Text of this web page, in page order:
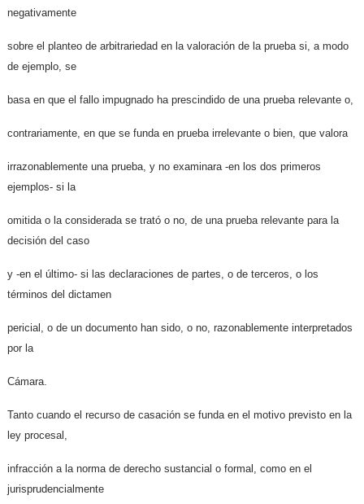
negativamente
sobre el planteo de arbitrariedad en la valoración de la prueba si, a modo
de ejemplo, se
basa en que el fallo impugnado ha prescindido de una prueba relevante o,
contrariamente, en que se funda en prueba irrelevante o bien, que valora
irrazonablemente una prueba, y no examinara -en los dos primeros
ejemplos- si la
omitida o la considerada se trató o no, de una prueba relevante para la
decisión del caso
y -en el último- si las declaraciones de partes, o de terceros, o los
términos del dictamen
pericial, o de un documento han sido, o no, razonablemente interpretados
por la
Cámara.
Tanto cuando el recurso de casación se funda en el motivo previsto en la
ley procesal,
infracción a la norma de derecho sustancial o formal, como en el
jurisprudencialmente